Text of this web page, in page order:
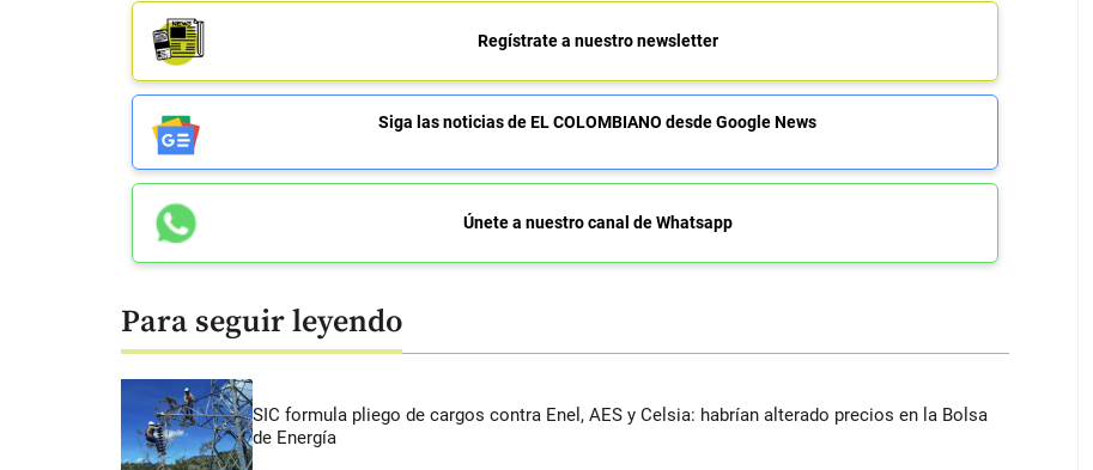
Regístrate a nuestro newsletter
Siga las noticias de EL COLOMBIANO desde Google News
Únete a nuestro canal de Whatsapp
Para seguir leyendo
SIC formula pliego de cargos contra Enel, AES y Celsia: habrían alterado precios en la Bolsa
de Energía